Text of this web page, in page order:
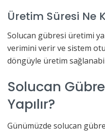
Üretim Süresi Ne
Solucan gübresi üretimi
verimini verir ve sistem
döngüyle üretim
Solucan
Yapılır?
Günümüzde solucan